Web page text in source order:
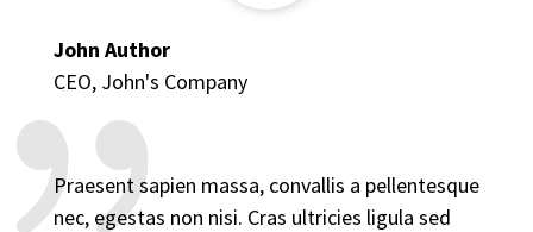
John Author
CEO, John's Company
Praesent sapien massa, convallis a pellentesque
nec, egestas non nisi. Cras ultricies ligula sed